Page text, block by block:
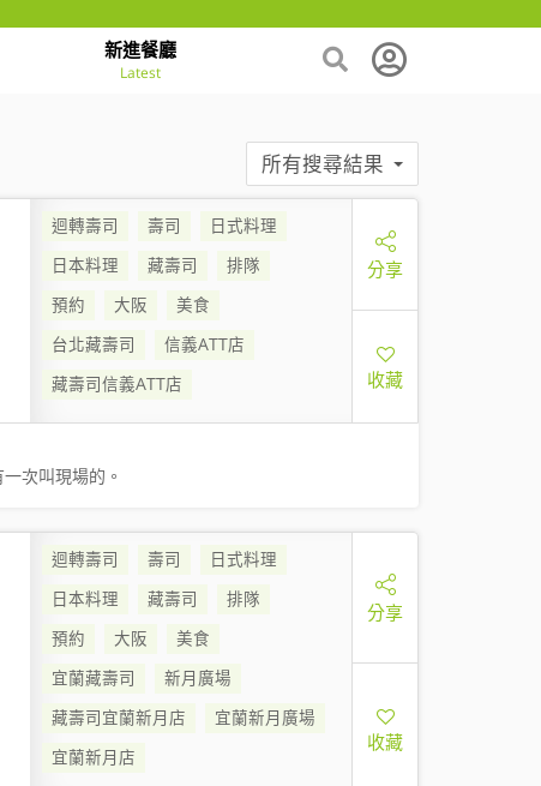
新進餐廳
Latest
所有搜尋結果
迴轉壽司 壽司
日式料理
日本料理
藏壽司
排隊
預約
大阪
美食
台北藏壽司
信義ATT店
藏壽司信義ATT店
分享
收藏
次叫現場的。
迴轉壽司 壽司
日式料理
日本料理
藏壽司
排隊
預約
大阪
美食
宜蘭藏壽司
新月廣場
藏壽司宜蘭新月店
宜蘭新月廣場
宜蘭新月店
分享
收藏